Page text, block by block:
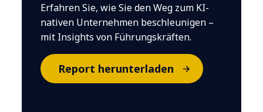
Erfahren Sie, wie Sie den Weg zum KI-
nativen Unternehmen beschleunigen –
mit Insights von Führungskräften.
Report herunterladen